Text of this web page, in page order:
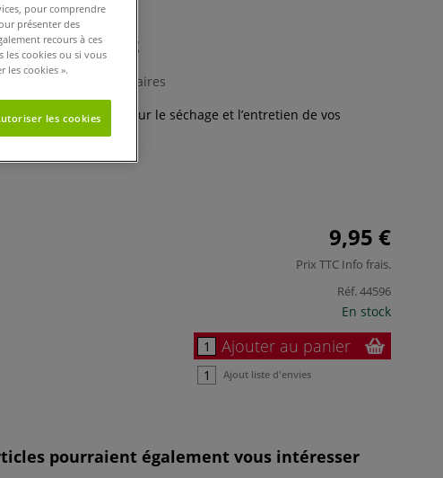
I Love Art
0 Commentaires
Très important pour le séchage et l’entretien de vos
Plus
9,95 €
Prix TTC Info frais.
Réf.44596
En stock
Ajouter au panier
Ajout liste d'envies
pourraient également vous intéresser
pour comprendre
présenter des
recours à ces
les cookies ou si vous
les cookies ».
les cookies